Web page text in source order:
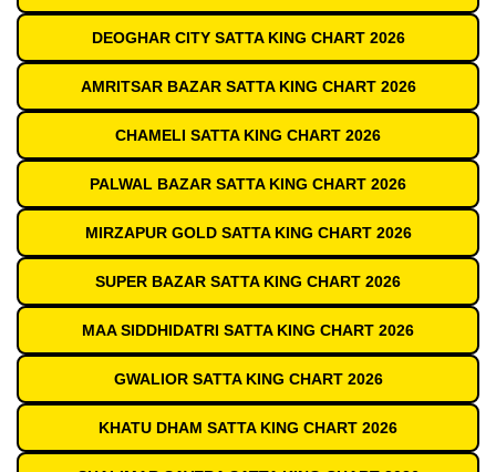
DEOGHAR CITY SATTA KING CHART 2026
AMRITSAR BAZAR SATTA KING CHART 2026
CHAMELI SATTA KING CHART 2026
PALWAL BAZAR SATTA KING CHART 2026
MIRZAPUR GOLD SATTA KING CHART 2026
SUPER BAZAR SATTA KING CHART 2026
MAA SIDDHIDATRI SATTA KING CHART 2026
GWALIOR SATTA KING CHART 2026
KHATU DHAM SATTA KING CHART 2026